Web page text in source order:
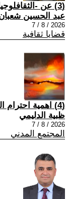
(3) عن -الثقافلوجيا-
عبد الحسين
2026 / 8 / 7
قضايا ثقافية
(4) اهمية احترام القانون في الحياة اليومية
ظبية الدليمي
2026 / 8 / 7
المجتمع المدني